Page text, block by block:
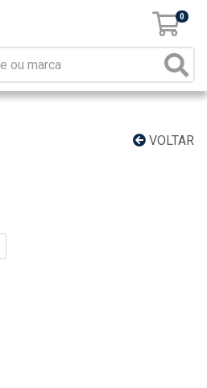
0
VOLTAR